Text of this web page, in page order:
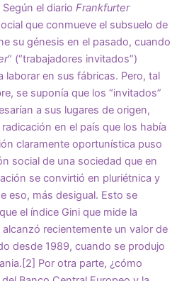
el diario Frankfurter
que conmueve el subsuelo de
su génesis en el pasado, cuando
“ (“trabajadores invitados”)
laborar en sus fábricas. Pero, tal
se suponía que los “invitados”
a sus lugares de origen,
en el país que los había
claramente oportunística puso
social de una sociedad que en
se convirtió en pluriétnica y
eso, más desigual. Esto se
el índice Gini que mide la
recientemente un valor de
desde 1989, cuando se produjo
[2] Por otra parte, ¿cómo